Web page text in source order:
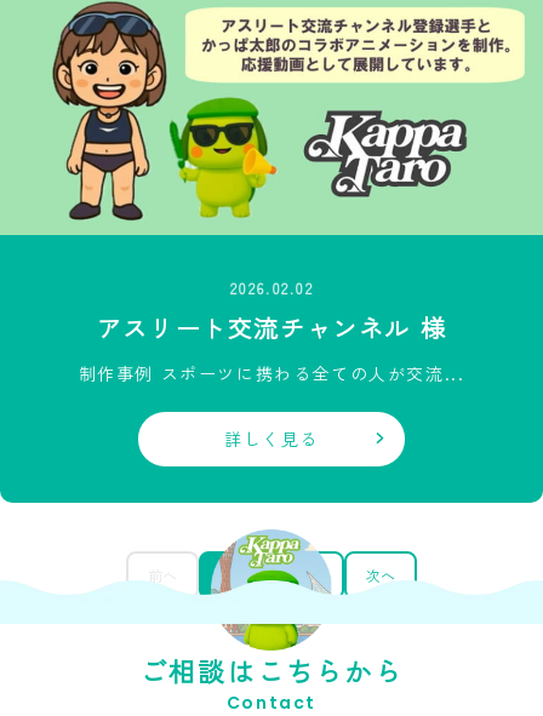
2026.02.02
アスリート交流チャンネル 様
制作事例 スポーツに携わる全ての人が交流...
詳しく見る
1 2 3 次へ
ご相談はこちらから
Contact